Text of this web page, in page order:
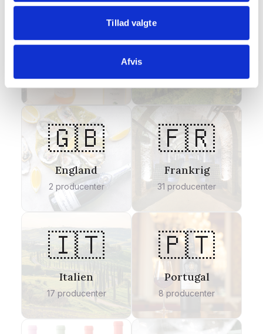
Tillad valgte
Afvis
🇧🇪
1 producent
🇩🇰
2 producenter
🇬🇧
England
2 producenter
🇫🇷
Frankrig
31 producenter
🇮🇹
Italien
17 producenter
🇵🇹
Portugal
8 producenter